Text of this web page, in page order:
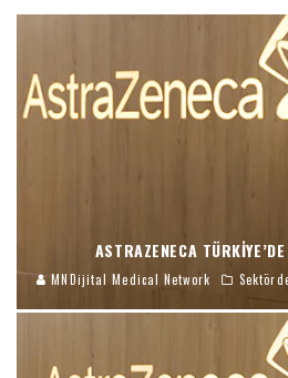
ASTRAZENECA
MNDijital Medical Network